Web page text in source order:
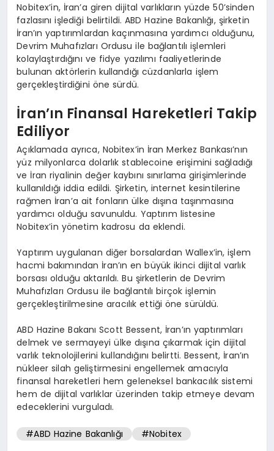
Nobitex’in, İran’a giren dijital varlıkların yüzde 50’sinden
fazlasını işlediği belirtildi. ABD Hazine Bakanlığı, şirketin
İran’ın yaptırımlardan kaçınmasına yardımcı olduğunu,
Devrim Muhafızları Ordusu ile bağlantılı işlemleri
kolaylaştırdığını ve fidye yazılımı faaliyetlerinde
bulunan aktörlerin kullandığı cüzdanlarla işlem
gerçekleştirdiğini öne sürdü.
İran’ın Finansal Hareketleri Takip
Ediliyor
Açıklamada ayrıca, Nobitex’in İran Merkez Bankası’nın
yüz milyonlarca dolarlık stablecoine erişimini sağladığı
ve İran riyalinin değer kaybını sınırlama girişimlerinde
kullanıldığı iddia edildi. Şirketin, internet kesintilerine
rağmen İran’a ait fonların ülke dışına taşınmasına
yardımcı olduğu savunuldu. Yaptırım listesine
Nobitex’in yönetim kadrosu da eklendi.
Yaptırım uygulanan diğer borsalardan Wallex’in, işlem
hacmi bakımından İran’ın en büyük ikinci dijital varlık
borsası olduğu aktarıldı. Bu şirketlerin de Devrim
Muhafızları Ordusu ile bağlantılı birçok işlemin
gerçekleştirilmesine aracılık ettiği öne sürüldü.
ABD Hazine Bakanı Scott Bessent, İran’ın yaptırımları
delmek ve sermayeyi ülke dışına çıkarmak için dijital
varlık teknolojilerini kullandığını belirtti. Bessent, İran’ın
nükleer silah geliştirmesini engellemek amacıyla
finansal hareketleri hem geleneksel bankacılık sistemi
hem de dijital varlıklar üzerinden takip etmeye devam
edeceklerini vurguladı.
#ABD Hazine Bakanlığı #Nobitex